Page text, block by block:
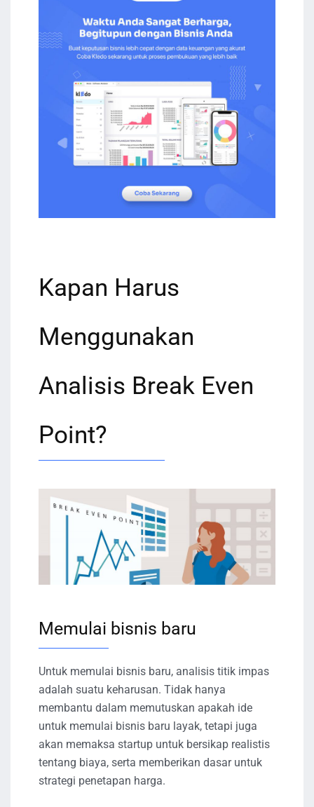
Kapan Harus
Menggunakan
Analisis Break Even
Point?
Memulai bisnis baru
Untuk memulai bisnis baru, analisis titik impas
adalah suatu keharusan. Tidak hanya
membantu dalam memutuskan apakah ide
untuk memulai bisnis baru layak, tetapi juga
akan memaksa startup untuk bersikap realistis
tentang biaya, serta memberikan dasar untuk
strategi penetapan harga.